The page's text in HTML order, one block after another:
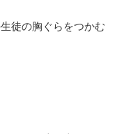
徒の胸ぐらをつかむ